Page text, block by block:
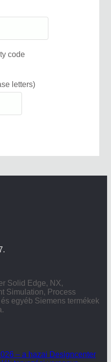
code
letters)
Solid Edge, NX,
Simulation, Process
egyéb Siemens termékek